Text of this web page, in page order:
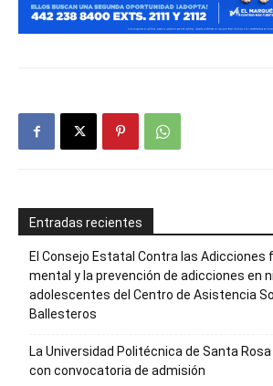
Entradas recientes
El Consejo Estatal Contra las Adicciones
mental y la prevención de adicciones en
adolescentes del Centro de Asistencia
Ballesteros
La Universidad Politécnica de Santa
con convocatoria de admisión